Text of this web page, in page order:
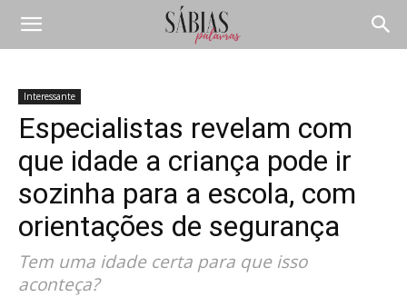
Interessante
Especialistas revelam com
que idade a criança pode ir
sozinha para a escola, com
orientações de segurança
Tem uma idade certa para que isso
aconteça?